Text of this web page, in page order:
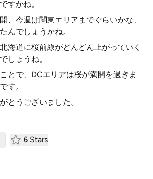
すかね。
、今週は関東エリアまでぐらいかな、
んでしょうかね。
海道に桜前線がどんどん上がっていく
しょうね。
とで、DCエリアは桜が満開を過ぎま
す。
とうございました。
6 Stars